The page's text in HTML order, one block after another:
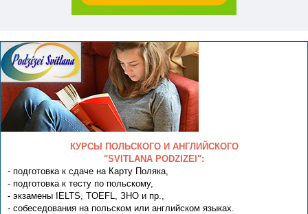
КУРСЫ ПОЛЬСКОГО И АНГЛИЙСКОГО
"SVITLANA PODZIZEI":
- подготовка к сдаче на Карту Поляка,
- подготовка к тесту по польскому,
- экзамены IELTS, TOEFL, ЗНО и пр.,
- собеседования на польском или английском языках.